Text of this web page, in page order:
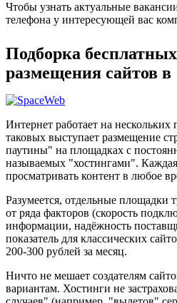
Чтобы узнать актуальные
телефона у интересующей вас
Подборка
размещения сайтов
Интернет работает на
таковых выступает размещение
паутины" на площадках с
называемых "хостингами". Каждая
просматривать контент в любое
Разумеется, отдельные площадки
от ряда факторов (скорость
информации, надёжность
показатель для классических
200-300 рублей за месяц.
Ничто не мешает создателям
вариантам. Хостинги не